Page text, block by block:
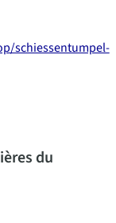
schiessentumpel-
du